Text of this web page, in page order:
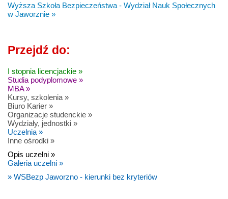
Wyższa Szkoła Bezpieczeństwa - Wydział Nauk Społecznych
w Jaworznie »
Przejdź do:
I stopnia licencjackie »
Studia podyplomowe »
MBA »
Kursy, szkolenia »
Biuro Karier »
Organizacje studenckie »
Wydziały, jednostki »
Uczelnia »
Inne ośrodki »
Opis uczelni »
Galeria uczelni »
» WSBezp Jaworzno - kierunki bez kryteriów